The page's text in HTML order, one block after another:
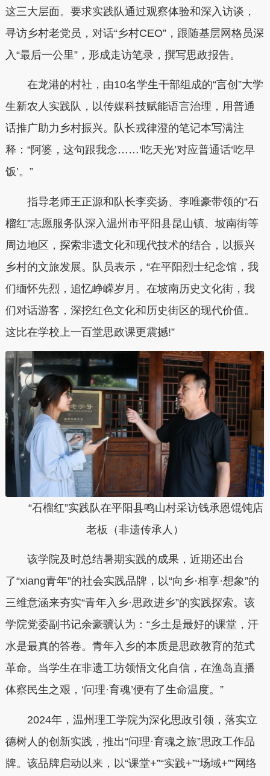
这三大层面。要求实践队通过观察体验和深入访谈，
寻访乡村老党员，对话“乡村CEO”，跟随基层网格员深
入“最后一公里”，形成走访笔录，撰写思政报告。
在龙港的村社，由10名学生干部组成的“言创”大学
生新农人实践队，以传媒科技赋能语言治理，用普通
话推广助力乡村振兴。队长戎律澄的笔记本写满注
释：“阿婆，这句跟我念……‘吃天光’对应普通话‘吃早
饭’。”
指导老师王正源和队长李奕扬、李唯豪带领的“石
榴红”志愿服务队深入温州市平阳县昆山镇、坡南街等
周边地区，探索非遗文化和现代技术的结合，以振兴
乡村的文旅发展。队员表示，“在平阳烈士纪念馆，我
们缅怀先烈，追忆峥嵘岁月。在坡南历史文化街，我
们对话游客，深挖红色文化和历史街区的现代价值。
这比在学校上一百堂思政课更震撼!”
“石榴红”实践队在平阳县鸣山村采访钱承恩馄饨店
老板（非遗传承人）
该学院及时总结暑期实践的成果，近期还出台
了“xiang青年”的社会实践品牌，以“向乡·相享·想象”的
三维意涵来夯实“青年入乡·思政进乡”的实践探索。该
学院党委副书记余豪骥认为：“乡土是最好的课堂，汗
水是最真的答卷。青年入乡的本质是思政教育的范式
革命。当学生在非遗工坊领悟文化自信，在渔岛直播
体察民生之艰，‘问理·育魂’便有了生命温度。”
2024年，温州理工学院为深化思政引领，落实立
德树人的创新实践，推出“问理·育魂之旅”思政工作品
牌。该品牌启动以来，以“课堂+”“实践+”“场域+”“网络